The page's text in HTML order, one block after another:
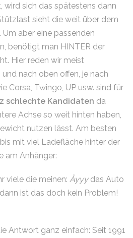
wird sich das spätestens dann
sieht die weit über dem
aber eine passenden
benötigt man HINTER der
Hier reden wir meist
nach oben offen, je nach
Corsa, Twingo, UP usw. sind für
schlechte Kandidaten da
Achse so weit hinten haben,
nutzen lässt. Am besten
mit viel Ladefläche hinter der
am Anhänger:
viele die meinen: Äyyydas Auto
ist das doch kein Problem!
Antwort ganz einfach: Seit 1991